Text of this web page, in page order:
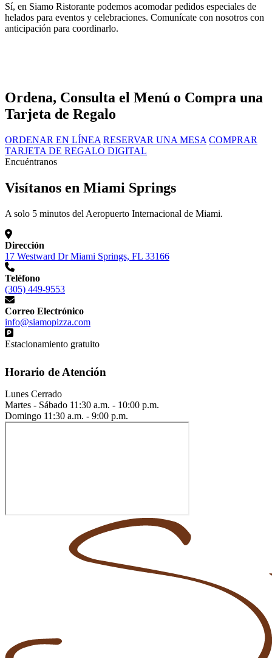
Sí, en Siamo Ristorante podemos acomodar pedidos especiales de
helados para eventos y celebraciones. Comunícate con nosotros con
anticipación para coordinarlo.
Ordena, Consulta el Menú o Compra una
Tarjeta de Regalo
ORDENAR EN LÍNEA RESERVAR UNA MESA COMPRAR
TARJETA DE REGALO DIGITAL
Encuéntranos
Visítanos en Miami Springs
A solo 5 minutos del Aeropuerto Internacional de Miami.
Dirección
17 Westward Dr Miami Springs, FL 33166
Teléfono
(305) 449-9553
Correo Electrónico
info@siamopizza.com
Estacionamiento gratuito
Horario de Atención
Lunes Cerrado
Martes - Sábado 11:30 a.m. - 10:00 p.m.
Domingo 11:30 a.m. - 9:00 p.m.